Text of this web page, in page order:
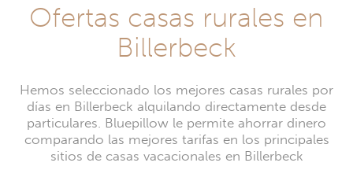
Ofertas casas rurales en
Billerbeck
Hemos seleccionado los mejores casas rurales por
días en Billerbeck alquilando directamente desde
particulares. Bluepillow le permite ahorrar dinero
comparando las mejores tarifas en los principales
sitios de casas vacacionales en Billerbeck